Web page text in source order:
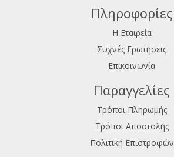
Πληροφορίες
Η Εταιρεία
Συχνές Ερωτήσεις
Επικοινωνία
Παραγγελίες
Τρόποι Πληρωμής
Τρόποι Αποστολής
Πολιτική Επιστροφών